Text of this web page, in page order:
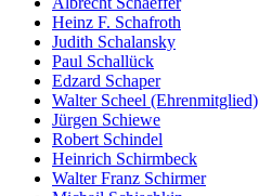
Heinz F. Schafroth
Judith Schalansky
Paul Schallück
Edzard Schaper
Walter Scheel (Ehrenmitglied)
Jürgen Schiewe
Robert Schindel
Heinrich Schirmbeck
Walter Franz Schirmer